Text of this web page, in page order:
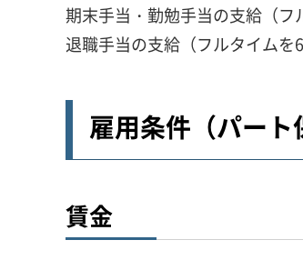
期末手当・勤勉手当の支給（フ
退職手当の支給（フルタイムを
雇用条件（パート
賃金